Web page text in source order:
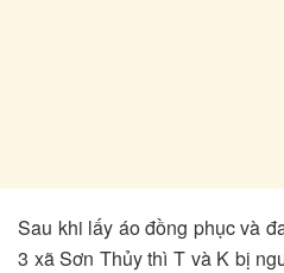
Sau khi lấy áo đồng phục và
3 xã Sơn Thủy thì T và K bị